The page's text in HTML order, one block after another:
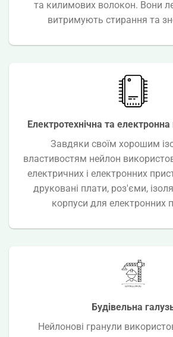
та килимових волокон. Вони
витримують стирання та
Електротехнічна та
Завдяки своїм хорошим
властивостям нейлон
електричних і електронних
друковані плати, роз'єми,
корпуси для електронних
Будівельна
Нейлонові гранули